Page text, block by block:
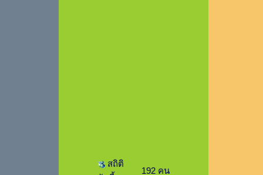
สถิติ
192 คน